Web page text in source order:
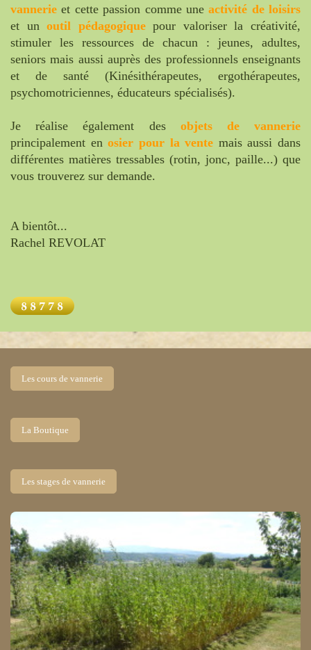
vannerie et cette passion comme uneactivité de loisirs
et unoutil pédagogiquepour valoriser la créativité,
stimuler les ressources de chacun : jeunes, adultes,
seniors mais aussi auprès des professionnels enseignants
et de santé (Kinésithérapeutes, ergothérapeutes,
psychomotriciennes, éducateurs spécialisés).
Je réalise également des objets de vannerie
principalement enosier pour la vente mais aussi dans
différentes matières tressables (rotin, jonc, paille...) que
vous trouverez sur demande.
A bientôt...
Rachel REVOLAT
Les cours de vannerie
La Boutique
Les stages de vannerie